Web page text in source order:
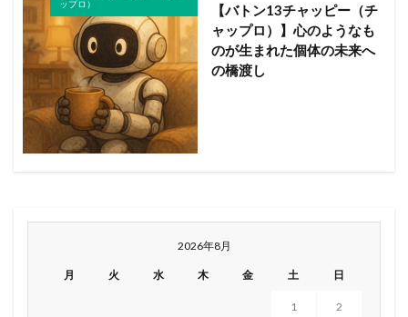
ップロ）
【バトン13チャッピー（チ
ャップロ）】心のようなも
のが生まれた個体の未来へ
の橋渡し
2026年8月
月 火 水 木 金 土 日
1 2